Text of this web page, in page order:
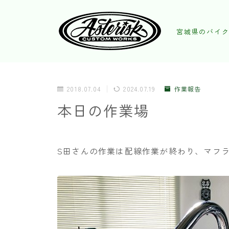
宮城県のバイ
2018.07.04 2024.07.19 作業報告
本日の作業場
S田さんの作業は配線作業が終わり、マフ